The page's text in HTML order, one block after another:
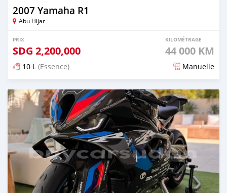
2007 Yamaha R1
Abu Hijar
PRIX
SDG 2,200,000
KILOMÉTRAGE
44 000 KM
10 L (Essence) Manuelle
Publié il y a presque 2 ans